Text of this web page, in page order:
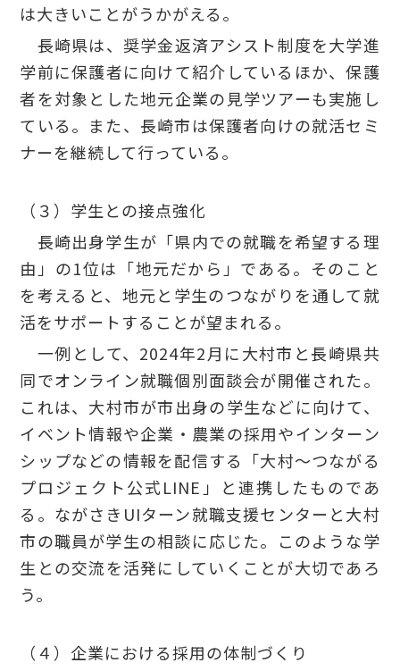
は大きいことがうかがえる。
長崎県は、奨学金返済アシスト制度を大学進
学前に保護者に向けて紹介しているほか、保護
者を対象とした地元企業の見学ツアーも実施し
ている。また、長崎市は保護者向けの就活セミ
ナーを継続して行っている。
（３）学生との接点強化
長崎出身学生が「県内での就職を希望する理
由」の1位は「地元だから」である。そのこと
を考えると、地元と学生のつながりを通して就
活をサポートすることが望まれる。
一例として、2024年2月に大村市と長崎県共
同でオンライン就職個別面談会が開催された。
これは、大村市が市出身の学生などに向けて、
イベント情報や企業・農業の採用やインターン
シップなどの情報を配信する「大村～つながる
プロジェクト公式LINE」と連携したものであ
る。ながさきUIターン就職支援センターと大村
市の職員が学生の相談に応じた。このような学
生との交流を活発にしていくことが大切であろ
う。
（４）企業における採用の体制づくり